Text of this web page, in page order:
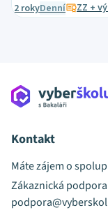
2 rokyDenní ZZ +
Kontakt
Máte zájem o
Zákaznická